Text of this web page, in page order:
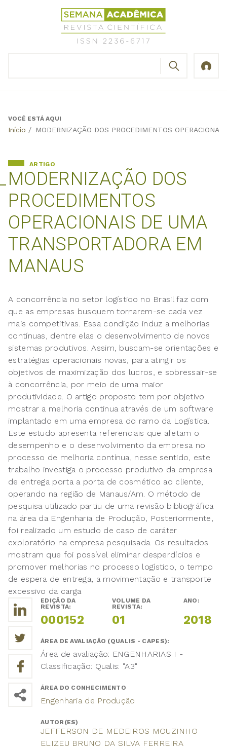
Revista
Científica
Semana
Back
VOCÊ ESTÁ AQUI
Início / MODERNIZAÇÃO DOS PROCEDIMENTOS
MODERNIZAÇÃO DOS
PROCEDIMENTOS
OPERACIONAIS DE UMA
TRANSPORTADORA EM
MANAUS
ARTIGO
A concorrência no setor logístico no Brasil faz com
que as empresas busquem tornarem-se cada vez
mais competitivas. Essa condição induz a melhorias
contínuas, dentre elas o desenvolvimento de novos
sistemas produtivos. Assim, buscam-se orientações e
estratégias operacionais novas, para atingir os
objetivos de maximização dos lucros, e sobressair-se
à concorrência, por meio de uma maior
produtividade. O artigo proposto tem por objetivo
mostrar a melhoria continua através de um software
implantado em uma empresa do ramo da Logística.
Este estudo apresenta referenciais que afetam o
desempenho e o desenvolvimento da empresa no
processo de melhoria contínua, nesse sentido, este
trabalho investiga o processo produtivo da empresa
de entrega porta a porta de cosmético ao cliente,
operando na região de Manaus/Am. O método de
pesquisa utilizado partiu de uma revisão bibliográfica
na área da Engenharia de Produção, Posteriormente,
foi realizado um estudo de caso de caráter
exploratório na empresa pesquisada. Os resultados
mostram que foi possível eliminar desperdícios e
promover melhorias no processo logístico, o tempo
de espera de entrega, a movimentação e transporte
excessivo da carga
EDIÇÃO DA
REVISTA:
000152
VOLUME DA
REVISTA:
01
ANO:
2018
ÁREA DE AVALIAÇÃO (QUALIS - CAPES):
Área de avaliação: ENGENHARIAS I -
Classificação: Qualis: "A3"
ÁREA DO CONHECIMENTO
Engenharia de Produção
AUTOR(ES)
JEFFERSON DE MEDEIROS MOUZINHO
ELIZEU BRUNO DA SILVA FERREIRA